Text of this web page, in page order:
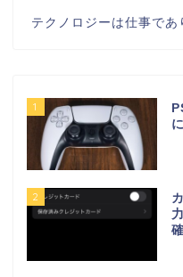
テクノロジーは仕事であ
1
2